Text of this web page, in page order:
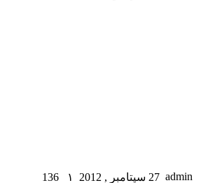
admin 27 سپتامبر , 2012 ۱